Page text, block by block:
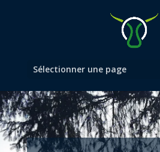
Sélectionner une page